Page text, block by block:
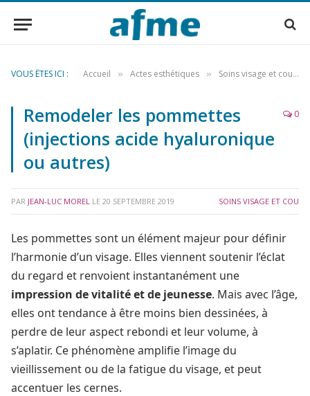
VOUS ÊTES ICI : Accueil » Actes esthétiques » Soins visage et cou
Remodeler les pommettes
(injections acide hyaluronique
ou autres)
0
PAR JEAN-LUC MOREL LE 20 SEPTEMBRE 2019 SOINS VISAGE ET COU
Les pommettes sont un élément majeur pour définir
l’harmonie d’un visage. Elles viennent soutenir l’éclat
du regard et renvoient instantanément une
impression de vitalité et de jeunesse. Mais avec l’âge,
elles ont tendance à être moins bien dessinées, à
perdre de leur aspect rebondi et leur volume, à
s’aplatir. Ce phénomène amplifie l’image du
vieillissement ou de la fatigue du visage, et peut
accentuer les cernes.